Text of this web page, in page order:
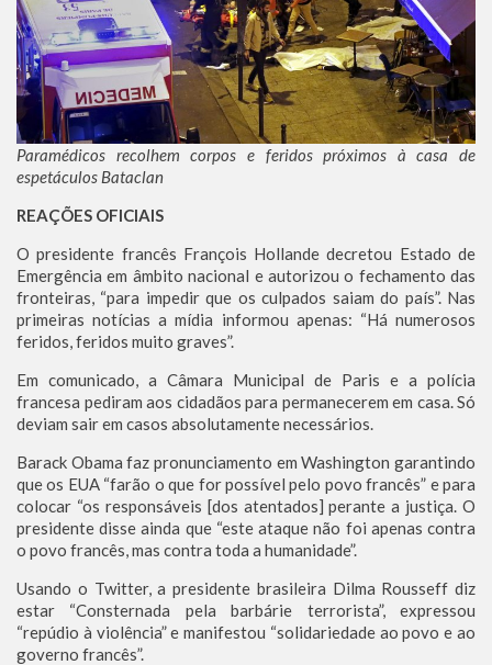
Paramédicos recolhem corpos e feridos próximos à casa de
espetáculos Bataclan
REAÇÕES OFICIAIS
O presidente francês François Hollande decretou Estado de
Emergência em âmbito nacional e autorizou o fechamento das
fronteiras, “para impedir que os culpados saiam do país”. Nas
primeiras notícias a mídia informou apenas: “Há numerosos
feridos, feridos muito graves”.
Em comunicado, a Câmara Municipal de Paris e a polícia
francesa pediram aos cidadãos para permanecerem em casa. Só
deviam sair em casos absolutamente necessários.
Barack Obama faz pronunciamento em Washington garantindo
que os EUA “farão o que for possível pelo povo francês” e para
colocar “os responsáveis [dos atentados] perante a justiça. O
presidente disse ainda que “este ataque não foi apenas contra
o povo francês, mas contra toda a humanidade”.
Usando o Twitter, a presidente brasileira Dilma Rousseff diz
estar “Consternada pela barbárie terrorista”, expressou
“repúdio à violência” e manifestou “solidariedade ao povo e ao
governo francês”.